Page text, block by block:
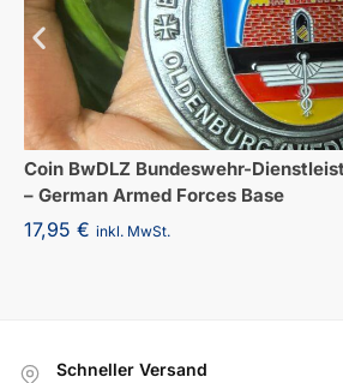
Coin BwDLZ Bundeswehr-
– German Armed Forces Base
17,95 € inkl. MwSt.
Schneller Versand